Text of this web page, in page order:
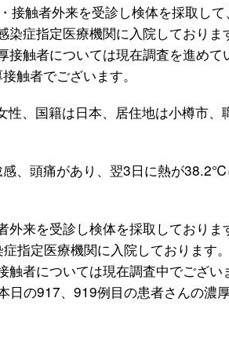
接触者外来を受診し検体を採取し
症指定医療機関に入院しておりま
触者については現在調査を進めて
触者でございます。
、国籍は日本、居住地は小樽市、
、頭痛があり、翌3日に熱が
外来を受診し検体を採取しておりま
指定医療機関に入院しております
触者については現在調査中でござい
日の917、919例目の患者さんの濃